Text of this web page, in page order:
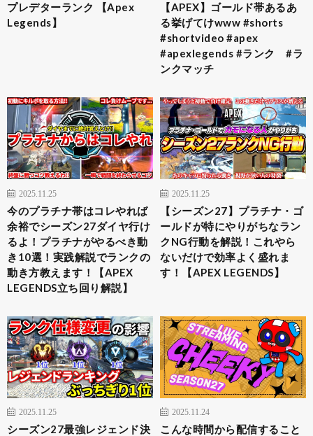
プレデターランク 【Apex
Legends】
【APEX】ゴールド帯あるあ
る挙げてけwww #shorts
#shortvideo #apex
#apexlegends #ランク #ラ
ンクマッチ
2025.11.25
今のプラチナ帯はコレやれば
余裕でシーズン27ダイヤ行け
るよ！プラチナがやるべき動
き10選！実践解説でランクの
動き方教えます！【APEX
LEGENDS立ち回り解説】
2025.11.25
【シーズン27】プラチナ・ゴ
ールドが特にやりがちなラン
クNG行動を解説！これやら
ないだけで効率よく盛れま
す！【APEX LEGENDS】
2025.11.25
シーズン27最強レジェンド決
2025.11.24
こんな時間から配信すること